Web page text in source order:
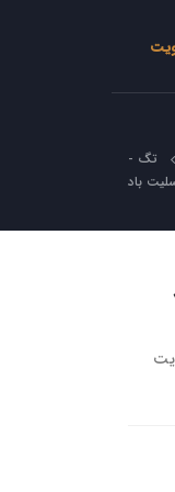
تگ -
باد